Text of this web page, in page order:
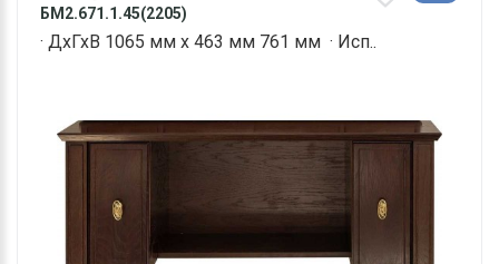
БМ2.671.1.45(2205)
· ДхГхВ 1065 мм х 463 мм 761 мм · Исп..